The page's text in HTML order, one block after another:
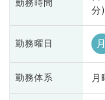
勤務時間
分)
勤務曜日 月
勤務体系 月